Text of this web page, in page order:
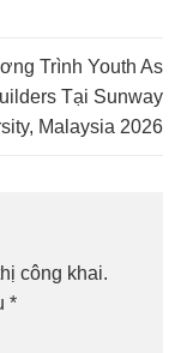
Trình Youth As
Tại Sunway
Malaysia 2026
công khai.
*